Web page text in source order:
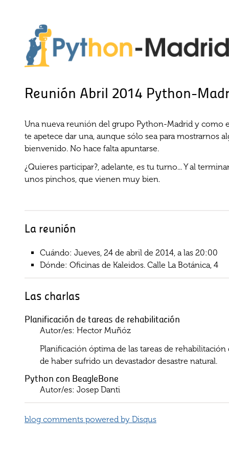
Reunión Abril 2014 Python-
Una nueva reunión del grupo Python-Madrid y como
te apetece dar una, aunque sólo sea para mostrarnos
bienvenido. No hace falta apuntarse.
¿Quieres participar?, adelante, es tu turno... Y al
unos pinchos, que vienen muy bien.
La reunión
Cuándo: Jueves, 24 de abril de 2014, a las 20:00
Dónde: Oficinas de Kaleidos. Calle La Botánica, 4
Las charlas
Planificación de tareas de rehabilitación
Autor/es: Hector Muñóz
Planificación óptima de las tareas de
de haber sufrido un devastador desastre natural.
Python con BeagleBone
Autor/es: Josep Danti
blog comments powered by Disqus